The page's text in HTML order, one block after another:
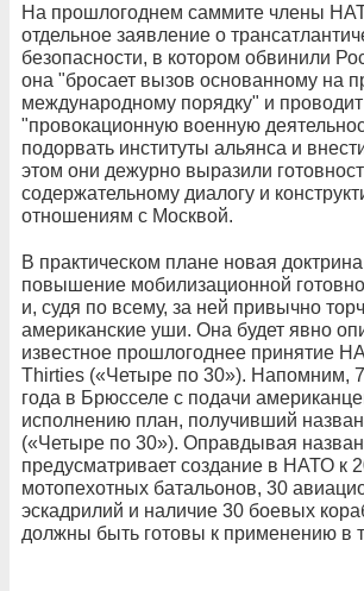
На прошлогоднем саммите члены
отдельное заявление о
безопасности, в котором обвинили
она "бросает вызов основанному на
международному порядку" и проводит
"провокационную военную
подорвать институты альянса и
этом они дежурно выразили
содержательному диалогу и
отношениям с Москвой.
В практическом плане новая
повышение мобилизационной
и, судя по всему, за ней привычно
американские уши. Она будет явно
известное прошлогоднее принятие
Thirties («Четыре по 30»). Напомним,
года в Брюсселе с подачи
исполнению план, получивший
(«Четыре по 30»). Оправдывая
предусматривает создание в НАТО к
мотопехотных батальонов, 30
эскадрилий и наличие 30 боевых
должны быть готовы к применению в